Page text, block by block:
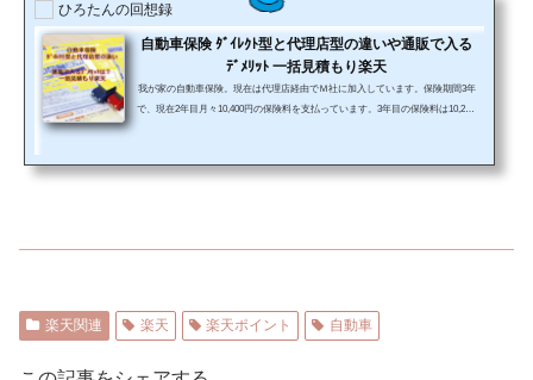
ひろたんの回想録
自動車保険 ﾀﾞｲﾚｸﾄ型と代理店型の違いや通販で入る
ﾃﾞﾒﾘｯﾄ 一括見積もり楽天
我が家の自動車保険。現在は代理店経由でＭ社に加入しています。保険期間3年
で、現在2年目月々10,400円の保険料を支払っています。3年目の保険料は10,210
楽天関連 楽天 楽天ポイント 自動車